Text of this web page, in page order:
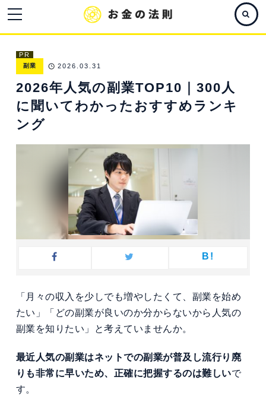
PR
副業 2026.03.31
2026年人気の副業TOP10｜300人
に聞いてわかったおすすめランキ
ング
B!
「月々の収入を少しでも増やしたくて、副業を始め
たい」「どの副業が良いのか分からないから人気の
副業を知りたい」と考えていませんか。
最近人気の副業はネットでの副業が普及し流行り廃
りも非常に早いため、正確に把握するのは難しいで
す。